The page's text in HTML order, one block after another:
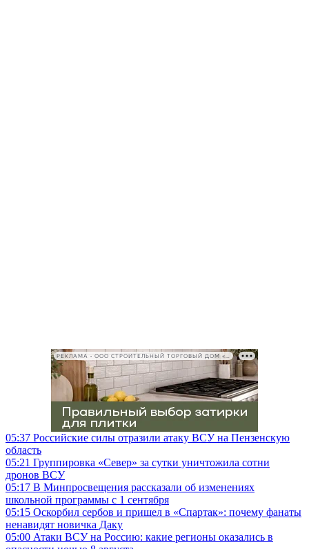
РЕКЛАМА • ООО СТРОИТЕЛЬНЫЙ ТОРГОВЫЙ ДОМ «ПЕТРОВИЧ», ИНН 7802348846
05:37 Российские силы отразили атаку ВСУ на Пензенскую
область
05:21 Группировка «Север» за сутки уничтожила сотни
дронов ВСУ
05:17 В Минпросвещения рассказали об изменениях
школьной программы с 1 сентября
05:15 Оскорбил сербов и пришел в «Спартак»: почему фанаты
ненавидят новичка Даку
05:00 Атаки ВСУ на Россию: какие регионы оказались в